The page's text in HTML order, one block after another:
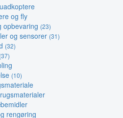
og fly
opbevaring (23)
og sensorer (31)
(32)
(37)
(10)
rengøring